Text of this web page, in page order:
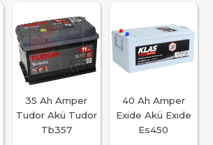
35 Ah Amper
Tudor Akü Tudor
Tb357
40 Ah Amper
Exide Akü Exıde
Es450